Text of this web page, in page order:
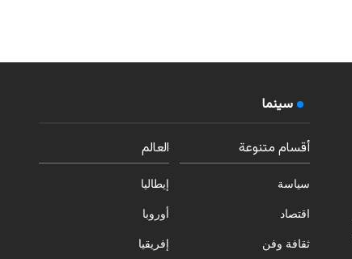
سينما
أقسام متنوعة
سياسة
اقتصاد
ثقافة وفن
العالم
إيطاليا
أوروبا
إفريقيا